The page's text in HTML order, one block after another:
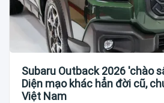
Subaru Outback 2026 'chào
Diện mạo khác hẳn đời cũ,
Việt Nam